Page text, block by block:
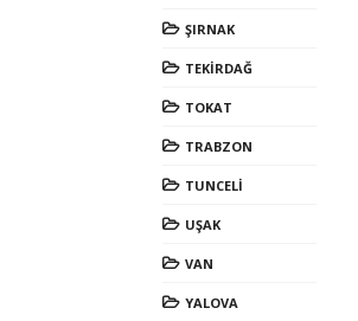
ŞIRNAK
TEKİRDAĞ
TOKAT
TRABZON
TUNCELİ
UŞAK
VAN
YALOVA